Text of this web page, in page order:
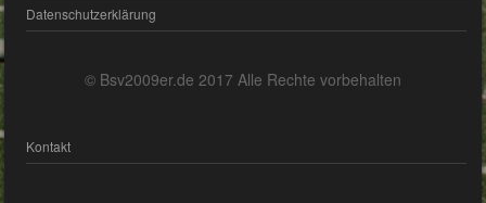
Datenschutzerklärung
© Bsv2009er.de 2017 Alle Rechte vorbehalten
Kontakt